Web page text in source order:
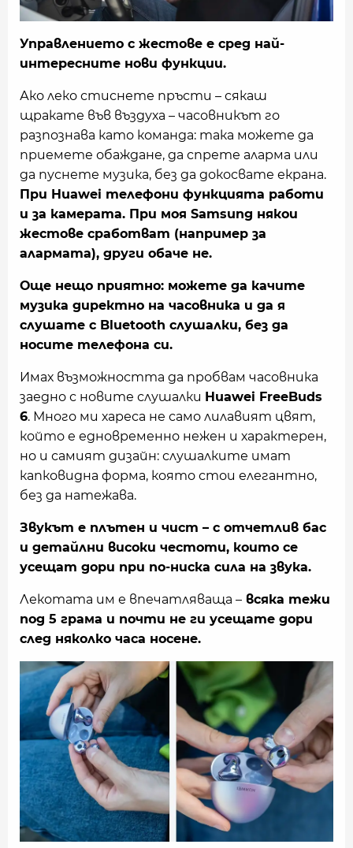
Управлението с жестове е сред най-
интересните нови функции.
Ако леко стиснете пръсти – сякаш
щракате във въздуха – часовникът го
разпознава като команда: така можете да
приемете обаждане, да спрете аларма или
да пуснете музика, без да докосвате екрана.
При Huawei телефони функцията работи
и за камерата. При моя Samsung някои
жестове сработват (например за
алармата), други обаче не.
Още нещо приятно: можете да качите
музика директно на часовника и да я
слушате с Bluetooth слушалки, без да
носите телефона си.
Имах възможността да пробвам часовника
заедно с новите слушалки Huawei FreeBuds
6. Много ми хареса не само лилавият цвят,
който е едновременно нежен и характерен,
но и самият дизайн: слушалките имат
капковидна форма, която стои елегантно,
без да натежава.
Звукът е плътен и чист – с отчетлив бас
и детайлни високи честоти, които се
усещат дори при по-ниска сила на звука.
Лекотата им е впечатляваща – всяка тежи
под 5 грама и почти не ги усещате дори
след няколко часа носене.